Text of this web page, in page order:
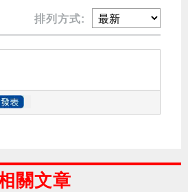
排列方式:
關文章